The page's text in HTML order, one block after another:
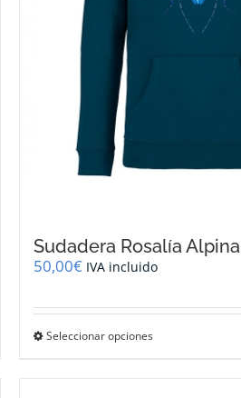
Sudadera Rosalía Alpina
50,00€ IVA incluido
Seleccionar opciones